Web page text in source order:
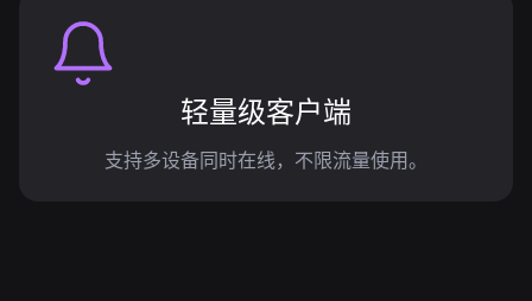
轻量级客户端
支持多设备同时在线，不限流量使用。